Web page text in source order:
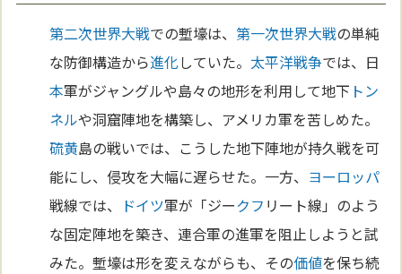
第二次世界大戦での塹壕は、第一次世界大戦の単純
な防御構造から進化していた。 太平洋戦争では、日
本軍がジャングルや島々の地形を利用して地下 トン
ネルや洞窟陣地を構築し、アメリカ軍を苦しめた。
硫黄島の戦いでは、こうした地下陣地が持久戦を可
能にし、侵攻を大幅に遅らせた。一方、 ヨーロッパ
戦線では、
ドイツ軍が「ジークフ リート線」のよう
な固定陣地を築き、連合軍の進軍を阻止しようと試
みた。塹壕は形を変えながらも、その価値を保ち続